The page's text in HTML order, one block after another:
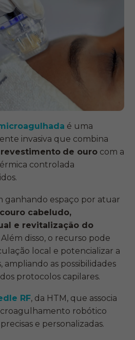
é uma
invasiva que combina
revestimento de ouro com a
controlada
ganhando espaço por atuar
cabeludo,
e revitalização do
Além disso, o recurso pode
local e potencializar a
ampliando as possibilidades
protocolos capilares.
RF, da HTM, que associa
robótico
e personalizadas.